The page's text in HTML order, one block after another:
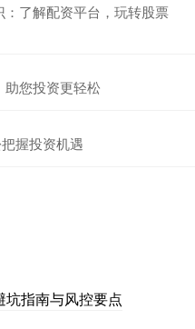
了解配资平台，玩转股票
您投资更轻松
握投资机遇
指南与风控要点